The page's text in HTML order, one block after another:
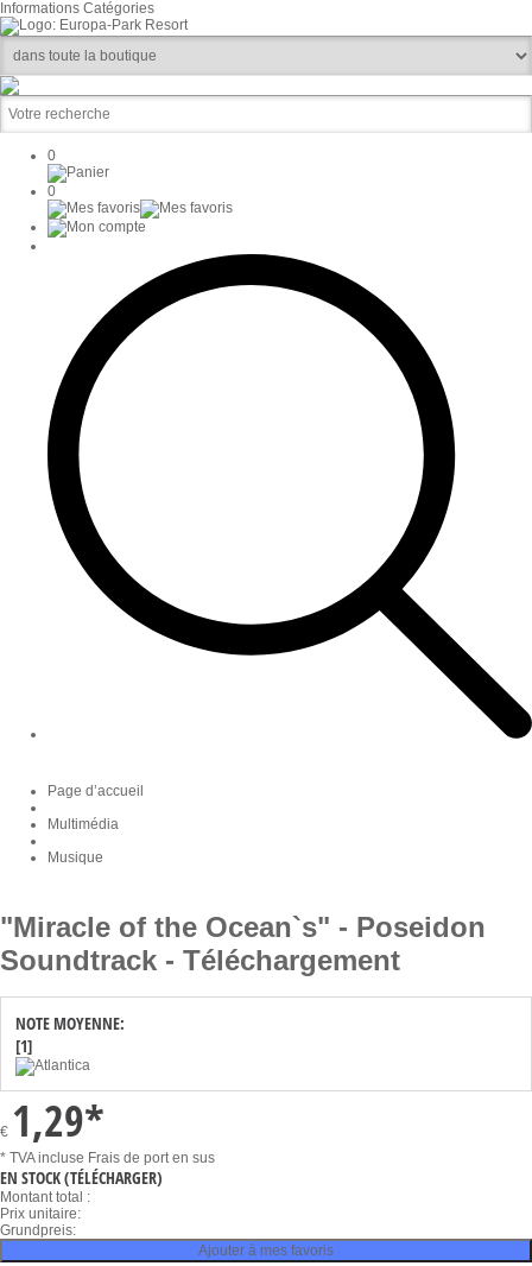
Informations Catégories
0
0
Page d’accueil
Multimédia
Musique
"Miracle of the Ocean`s" - Poseidon
Soundtrack - Téléchargement
NOTE MOYENNE:
[1]
€ 1,29*
* TVA incluse Frais de port en sus
EN STOCK(TÉLÉCHARGER)
Montant total :
Prix unitaire:
Grundpreis:
Ajouter à mes favoris